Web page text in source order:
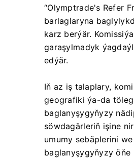
“Olymptrade's Refer
barlaglaryna
karz berýär.
garaşylmadyk
edýär.
Iň az iş talaplary,
geografiki ýa-da
baglanyşygyňyzy
söwdagärleriň işine
umumy sebäplerini
baglanyşygyňyzy